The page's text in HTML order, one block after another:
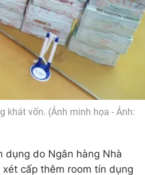
khát vốn. (Ảnh minh họa - Ảnh:
dụng do Ngân hàng Nhà
cấp thêm room tín dụng